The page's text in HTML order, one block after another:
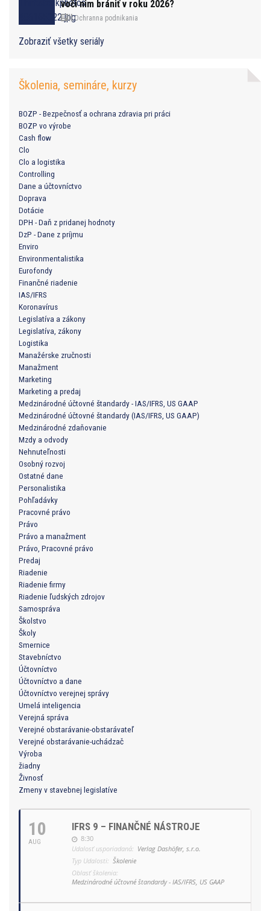
voči nim brániť v roku 2026?
Ochranna podnikania
Zobraziť všetky seriály
Školenia, semináre, kurzy
BOZP - Bezpečnosť a ochrana zdravia pri práci
BOZP vo výrobe
Cash flow
Clo
Clo a logistika
Controlling
Dane a účtovníctvo
Doprava
Dotácie
DPH - Daň z pridanej hodnoty
DzP - Dane z príjmu
Enviro
Environmentalistika
Eurofondy
Finančné riadenie
IAS/IFRS
Koronavírus
Legislatíva a zákony
Legislatíva, zákony
Logistika
Manažérske zručnosti
Manažment
Marketing
Marketing a predaj
Medzinárodné účtovné štandardy - IAS/IFRS, US GAAP
Medzinárodné účtovné štandardy (IAS/IFRS, US GAAP)
Medzinárodné zdaňovanie
Mzdy a odvody
Nehnuteľnosti
Osobný rozvoj
Ostatné dane
Personalistika
Pohľadávky
Pracovné právo
Právo
Právo a manažment
Právo, Pracovné právo
Predaj
Riadenie
Riadenie firmy
Riadenie ľudských zdrojov
Samospráva
Školstvo
Školy
Smernice
Stavebníctvo
Účtovníctvo
Účtovníctvo a dane
Účtovníctvo verejnej správy
Umelá inteligencia
Verejná správa
Verejné obstarávanie-obstarávateľ
Verejné obstarávanie-uchádzač
Výroba
žiadny
Živnosť
Zmeny v stavebnej legislatíve
10
AUG
IFRS 9 – FINANČNÉ NÁSTROJE
8:30
Udalosť usporiadaná: Verlag Dashöfer, s.r.o.
Typ Udalosti: Školenie
Oblasť školenia:
Medzinárodné účtovné štandardy - IAS/IFRS, US GAAP